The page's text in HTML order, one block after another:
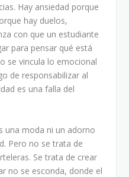
Hay ansiedad porque
hay duelos,
con que un estudiante
para pensar qué está
se vincula lo emocional
de responsabilizar al
es una falla del
una moda ni un adorno
Pero no se trata de
Se trata de crear
no se esconda, donde el